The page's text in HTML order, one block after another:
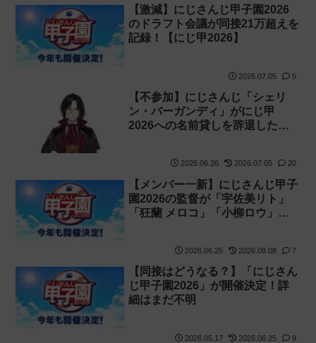
【激減】にじさんじ甲子園2026
のドラフト会議が同接21万超えを
記録！【にじ甲2026】
2026.07.05 5
【不参加】にじさんじ「シェリ
ン・バーガンディ」がにじ甲
2026への名前貸しを辞退したと
2026.06.26 2026.07.05 20
【メンバー一新】にじさんじ甲子
園2026の監督が「宇佐美リト」
「狂蘭 メロコ」「小柳ロウ」
「星川サラ」「本間ひまわり」
「ローレン・イロアス」だと判
明！【同接】
2026.06.25 2026.08.08 7
【同接はどうなる？】「にじさん
じ甲子園2026」が開催決定！詳
細はまだ不明
2026.05.17 2026.06.25 9